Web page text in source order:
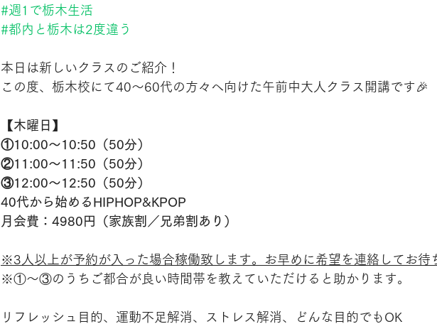
#週1で栃木生活
#都内と栃木は2度違う
本日は新しいクラスのご紹介！
この度、栃木校にて40〜60代の方々へ向けた午前中大人クラス開講です🎉
【木曜日】
①10:00〜10:50（50分）
②11:00〜11:50（50分）
③12:00〜12:50（50分）
40代から始めるHIPHOP&KPOP
月会費：4980円（家族割／兄弟割あり）
※3人以上が予約が入った場合稼働致します。お早めに希望を連絡してお待
※①〜③のうちご都合が良い時間帯を教えていただけると助かります。
リフレッシュ目的、運動不足解消、ストレス解消、どんな目的でもOK